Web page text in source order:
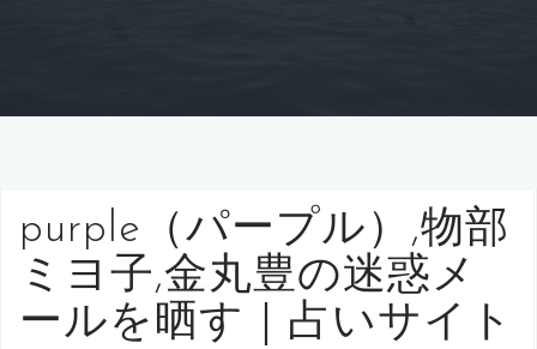
purple（パープル）,物部
ミヨ子,金丸豊の迷惑メ
ールを晒す｜占いサイト